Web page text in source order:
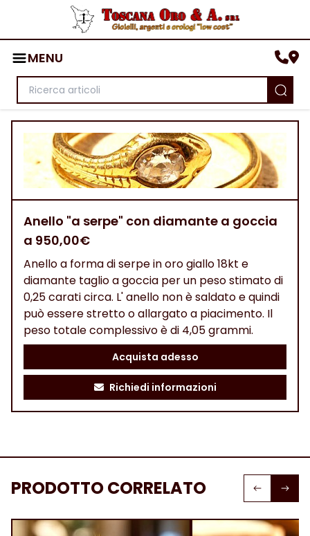
MENU
Anello "a serpe" con diamante a goccia
a 950,00€
Anello a forma di serpe in oro giallo 18kt e
diamante taglio a goccia per un peso stimato di
0,25 carati circa. L' anello non è saldato e quindi
può essere stretto o allargato a piacimento. Il
peso totale complessivo è di 4,05 grammi.
Acquista adesso
Richiedi informazioni
PRODOTTO CORRELATO